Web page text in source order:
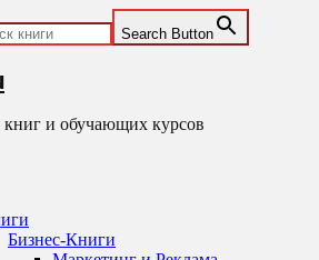
Search Button
и обучающих курсов
Бизнес-Книги